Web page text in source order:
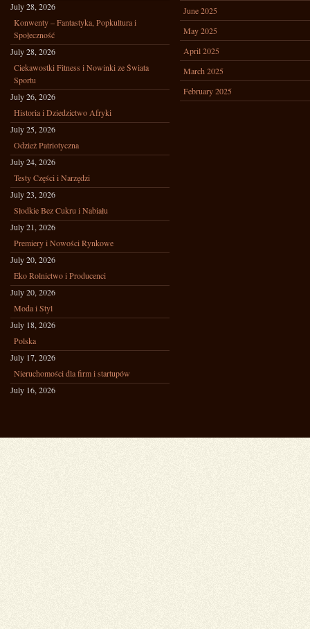
July 28, 2026
Konwenty – Fantastyka, Popkultura i
Społeczność
July 28, 2026
Ciekawostki Fitness i Nowinki ze Świata
Sportu
July 26, 2026
Historia i Dziedzictwo Afryki
July 25, 2026
Odzież Patriotyczna
July 24, 2026
Testy Części i Narzędzi
July 23, 2026
Słodkie Bez Cukru i Nabiału
July 21, 2026
Premiery i Nowości Rynkowe
July 20, 2026
Eko Rolnictwo i Producenci
July 20, 2026
Moda i Styl
July 18, 2026
Polska
July 17, 2026
Nieruchomości dla firm i startupów
July 16, 2026
June 2025
May 2025
April 2025
March 2025
February 2025